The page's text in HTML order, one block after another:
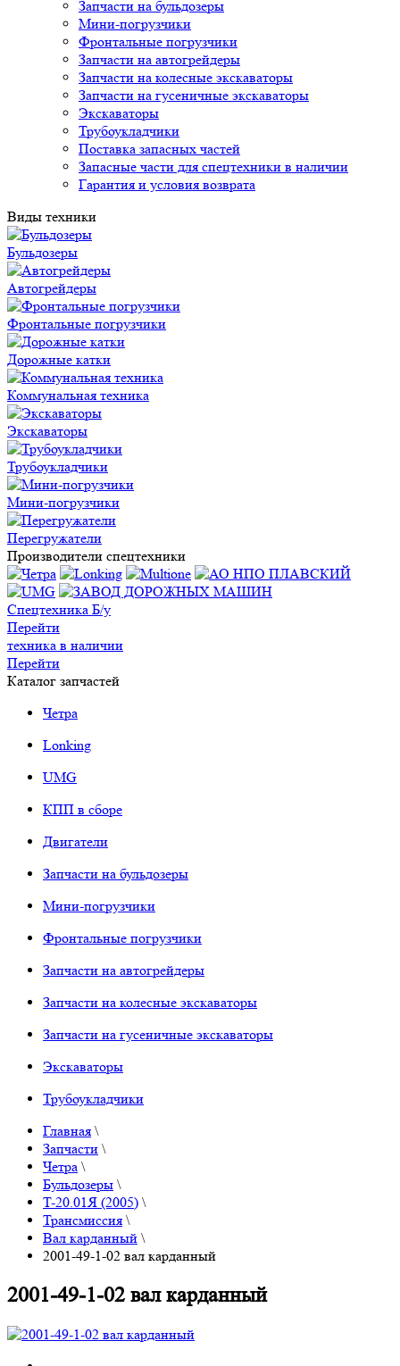
Запчасти на бульдозеры
Мини-погрузчики
Фронтальные погрузчики
Запчасти на автогрейдеры
Запчасти на колесные экскаваторы
Запчасти на гусеничные экскаваторы
Экскаваторы
Трубоукладчики
Поставка запасных частей
Запасные части для спецтехники в наличии
Гарантия и условия возврата
Виды техники
Бульдозеры
Автогрейдеры
Фронтальные погрузчики
Дорожные катки
Коммунальная техника
Экскаваторы
Трубоукладчики
Мини-погрузчики
Перегружатели
Производители спецтехники
Спецтехника Б/у
Перейти
техника в наличии
Перейти
Каталог запчастей
Четра
Lonking
UMG
КПП в сборе
Двигатели
Запчасти на бульдозеры
Мини-погрузчики
Фронтальные погрузчики
Запчасти на автогрейдеры
Запчасти на колесные экскаваторы
Запчасти на гусеничные экскаваторы
Экскаваторы
Трубоукладчики
Главная \
Запчасти \
Четра \
Бульдозеры \
T-20.01Я (2005) \
Трансмиссия \
Вал карданный \
2001-49-1-02 вал карданный
2001-49-1-02 вал карданный